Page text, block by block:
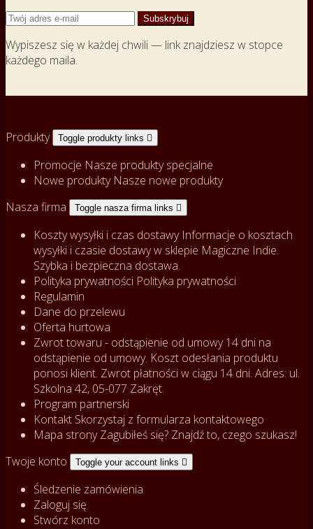
Wypiszesz się w każdej chwili — link znajdziesz w stopce
każdego maila.
Produkty Toggle produkty links 
Promocje Nasze produkty specjalne
Nowe produkty Nasze nowe produkty
Nasza firma
Toggle nasza firma links 
Koszty wysyłki i czas dostawy Informacje o kosztach
wysyłki i czasie dostawy w sklepie Magiczne Indie.
Szybka i bezpieczna dostawa.
Polityka prywatności Polityka prywatności
Regulamin
Dane do przelewu
Oferta hurtowa
Zwrot towaru - odstąpienie od umowy14 dni na
odstąpienie od umowy. Koszt odesłania produktu
ponosi klient. Zwrot płatności w ciągu 14 dni. Adres: ul.
Szkolna 42, 05-077 Zakręt.
Program partnerski
Kontakt Skorzystaj z formularza kontaktowego
Mapa stronyZagubiłeś się? Znajdź to, czego szukasz!
Twoje konto
Toggle your account links 
Śledzenie zamówienia
Zaloguj się
Stwórz konto